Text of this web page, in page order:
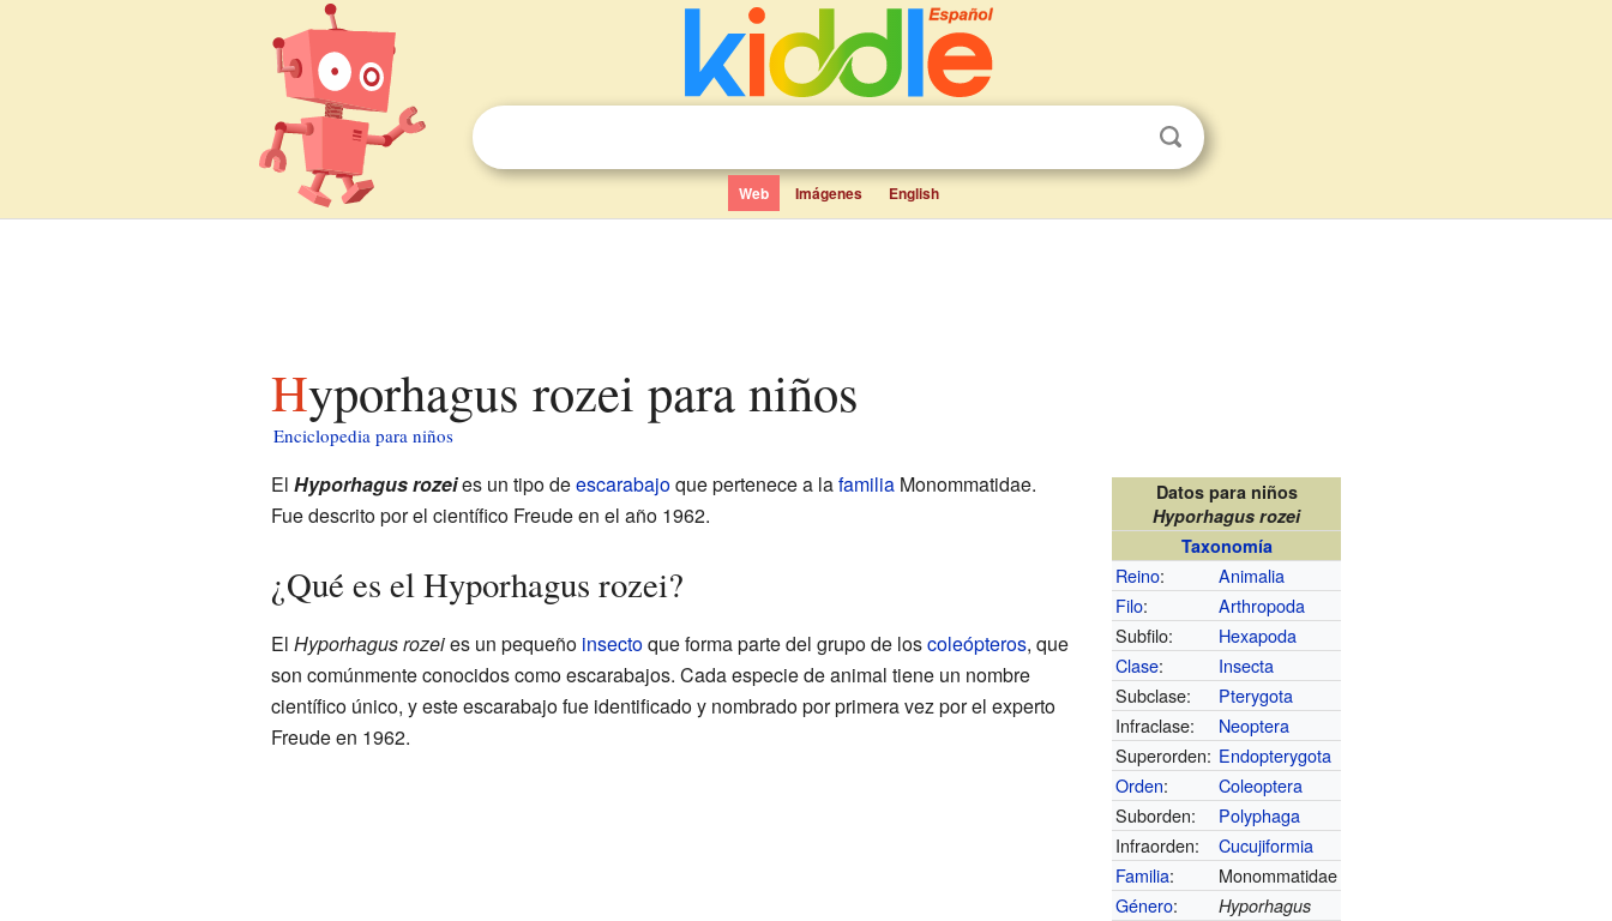
Web Imágenes English
Hyporhagus rozei para niños
Enciclopedia para niños
Datos para niños
Hyporhagus rozei
Taxonomía
Reino:
Animalia
Filo:
Arthropoda
Subfilo:
Hexapoda
Clase:
Insecta
Subclase:
Pterygota
Infraclase:
Neoptera
Superorden: Endopterygota
Orden:
Coleoptera
Suborden:
Polyphaga
Infraorden:
Cucujiformia
Familia:
Monommatidae
Género: Hyporhagus
El Hyporhagus rozeies un tipo deescarabajoque pertenece a lafamiliaMonommatidae.
Fue descrito por el científico Freude en el año 1962.
¿Qué es el Hyporhagus rozei?
El Hyporhagus rozeies un pequeño insectoque forma parte del grupo de loscoleópteros, que
son comúnmente conocidos como escarabajos. Cada especie de animal tiene un nombre
científico único, y este escarabajo fue identificado y nombrado por primera vez por el experto
Freude en 1962.